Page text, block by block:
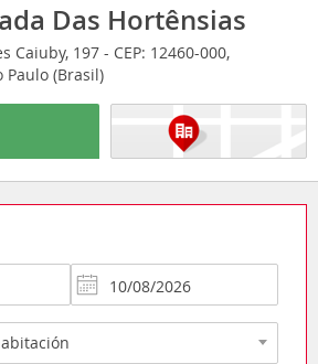
Das Hortênsias
Caiuby, 197 - CEP: 12460-000,
Paulo (Brasil)